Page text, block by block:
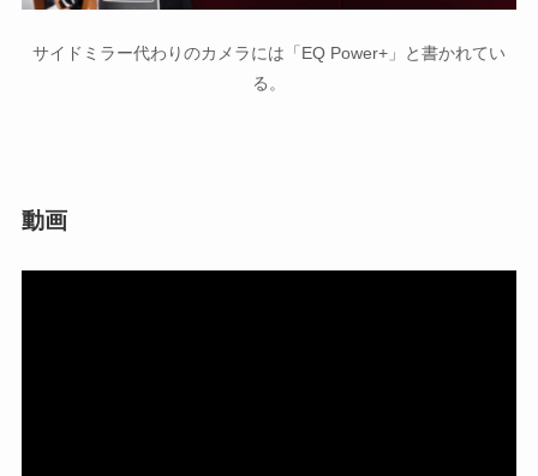
サイドミラー代わりのカメラには「EQ Power+」と書かれてい
る。
動画